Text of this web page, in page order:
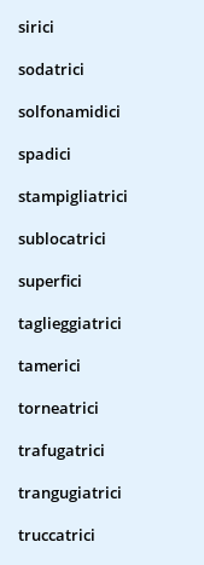
sirici
sodatrici
solfonamidici
spadici
stampigliatrici
sublocatrici
superfici
taglieggiatrici
tamerici
torneatrici
trafugatrici
trangugiatrici
truccatrici